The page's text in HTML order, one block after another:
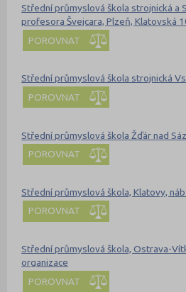
Střední průmyslová škola strojnická a
profesora Švejcara, Plzeň, Klatovská
POROVNAT
Střední průmyslová škola strojnická
POROVNAT
Střední průmyslová škola Žďár nad
POROVNAT
Střední průmyslová škola, Klatovy,
POROVNAT
Střední průmyslová škola, Ostrava-
organizace
POROVNAT